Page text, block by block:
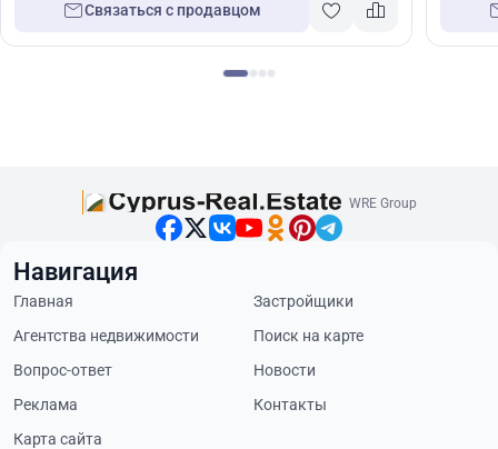
Связаться с продавцом
WRE Group
Навигация
Главная
Застройщики
Агентства недвижимости
Поиск на карте
Вопрос-ответ
Новости
Реклама
Контакты
Карта сайта